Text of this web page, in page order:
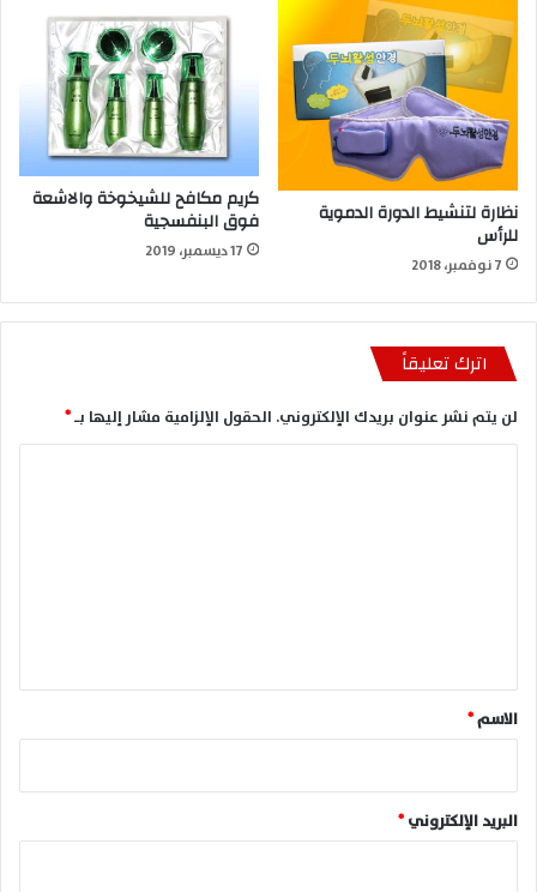
نظارة لتنشيط الدورة الدموية
للرأس
7 نوفمبر، 2018
كريم مكافح للشيخوخة والاشعة
فوق البنفسجية
17 ديسمبر، 2019
اترك تعليقاً
لن يتم نشر عنوان بريدك الإلكتروني. الحقول الإلزامية مشار إليها بـ*
*
الاسم*
البريد الإلكتروني*